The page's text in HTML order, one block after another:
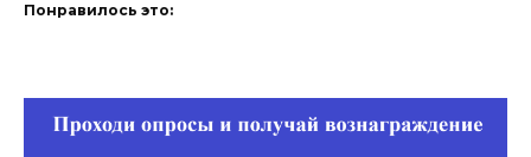
Понравилось это: